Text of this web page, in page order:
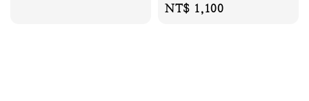
Regular
NT$ 1,100